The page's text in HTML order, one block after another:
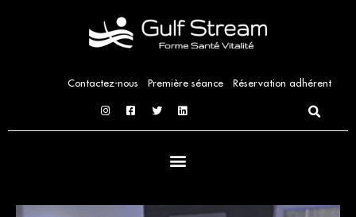
Contactez-nous Première séance Réservation adhérent